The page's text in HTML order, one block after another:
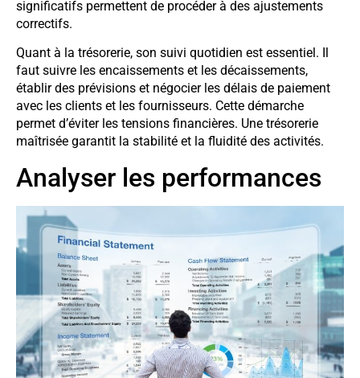
significatifs permettent de procéder à des ajustements
correctifs.
Quant à la trésorerie, son suivi quotidien est essentiel. Il
faut suivre les encaissements et les décaissements,
établir des prévisions et négocier les délais de paiement
avec les clients et les fournisseurs. Cette démarche
permet d’éviter les tensions financières. Une trésorerie
maîtrisée garantit la stabilité et la fluidité des activités.
Analyser les performances